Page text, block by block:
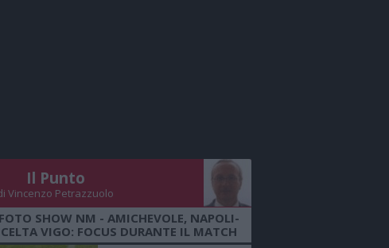
Il Punto
Vincenzo Petrazzuolo
FOTO SHOW NM - AMICHEVOLE, NAPOLI-
CELTA VIGO: FOCUS DURANTE IL MATCH